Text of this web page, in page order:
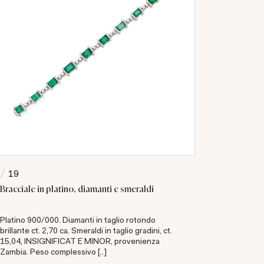
19
Bracciale in platino, diamanti e smeraldi
Platino 900/000. Diamanti in taglio rotondo
brillante ct. 2,70 ca. Smeraldi in taglio gradini, ct.
15,04, INSIGNIFICAT E MINOR, provenienza
Zambia. Peso complessivo [..]